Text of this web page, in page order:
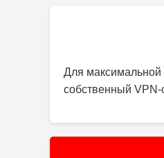
Для максимальной
собственный